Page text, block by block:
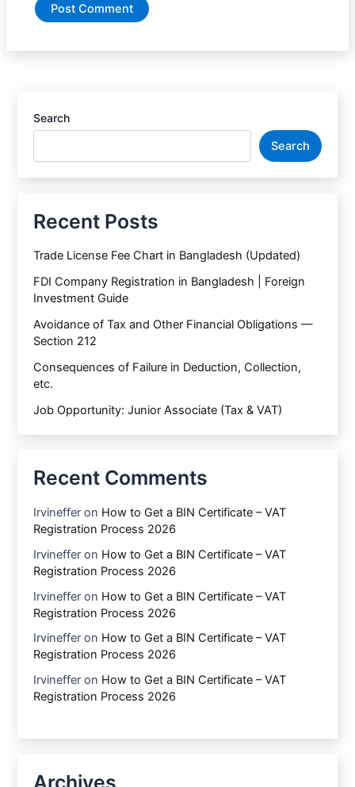
Search
Search
Recent Posts
Trade License Fee Chart in Bangladesh (Updated)
FDI Company Registration in Bangladesh | Foreign
Investment Guide
Avoidance of Tax and Other Financial Obligations —
Section 212
Consequences of Failure in Deduction, Collection,
etc.
Job Opportunity: Junior Associate (Tax & VAT)
Recent Comments
Irvineffer on How to Get a BIN Certificate – VAT
Registration Process 2026
Irvineffer on How to Get a BIN Certificate – VAT
Registration Process 2026
Irvineffer on How to Get a BIN Certificate – VAT
Registration Process 2026
Irvineffer on How to Get a BIN Certificate – VAT
Registration Process 2026
Irvineffer on How to Get a BIN Certificate – VAT
Registration Process 2026
Archives